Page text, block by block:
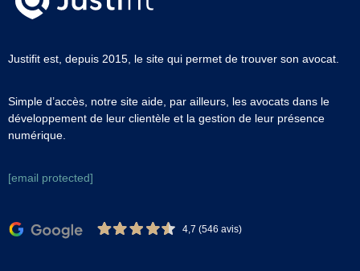
Justifit est, depuis 2015, le site qui permet de trouver son avocat.
Simple d’accès, notre site aide, par ailleurs, les avocats dans le
développement de leur clientèle et la gestion de leur présence
numérique.
[email protected]
4,7 (546 avis)